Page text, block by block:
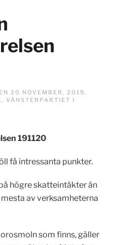
20 NOVEMBER, 2019.
, VÄNSTERPARTIET I
191120
få intressanta punkter.
högre skatteintäkter än
av verksamheterna
som finns, gäller